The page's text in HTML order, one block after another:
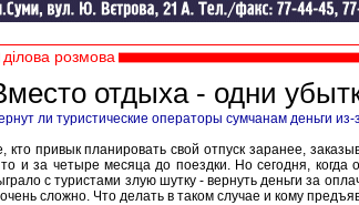
ділова розмова
отдыха - одни
ли туристические операторы сумчанам деньги из-
кто привык планировать свой отпуск заранее,
и за четыре месяца до поездки. Но сегодня, когда
с туристами злую шутку - вернуть деньги за
сложно. Что делать в таком случае и кому